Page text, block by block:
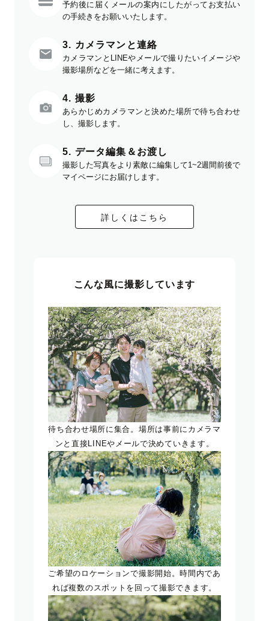
予約後に届くメールの案内にしたがってお支払い
の手続きをお願いいたします。
3. カメラマンと連絡
カメラマンとLINEやメールで撮りたいイメージや
撮影場所などを一緒に考えます。
4. 撮影
あらかじめカメラマンと決めた場所で待ち合わせ
し、撮影します。
5. データ編集＆お渡し
撮影した写真をより素敵に編集して1~2週間前後で
マイページにお届けします。
詳しくはこちら
こんな風に撮影しています
待ち合わせ場所に集合。場所は事前にカメラマ
ンと直接LINEやメールで決めていきます。
ご希望のロケーションで撮影開始。時間内であ
れば複数のスポットを回って撮影できます。